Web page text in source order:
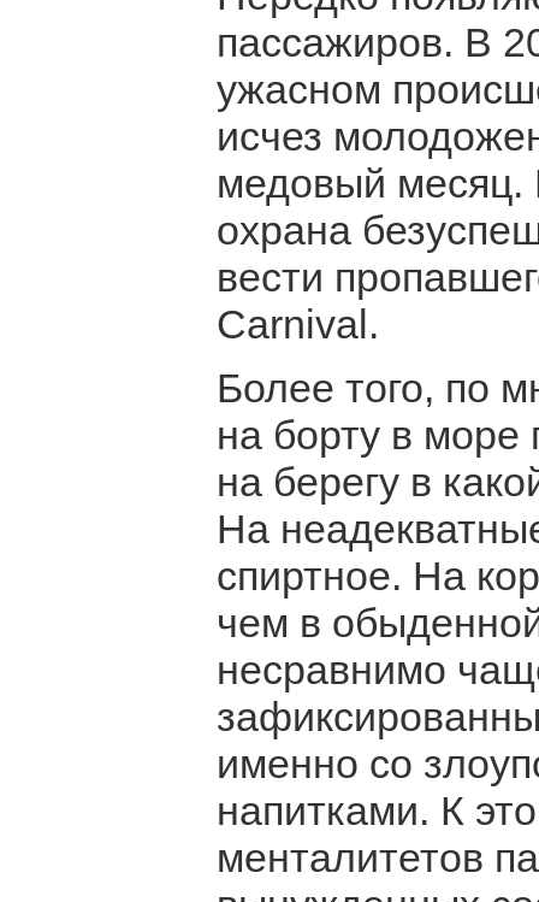
пассажиров. В
ужасном
исчез
медовый месяц.
охрана
вести
Carnival.
Более того, по
на борту в
на берегу в
На
спиртное. На
чем в
несравнимо
именно со
напитками. К
менталитетов